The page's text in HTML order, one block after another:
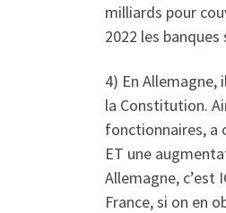
milliards pour
2022 les
4) En
la Constitution.
fonctionnaires, a
ET une
Allemagne, c’est
France, si on en